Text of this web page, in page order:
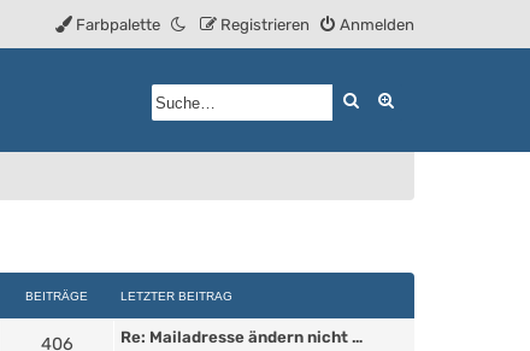
Anmelden
Registrieren
Farbpalette
Suche
BEITRÄGE LETZTER BEITRAG
406
Re: Mailadresse ändern nicht …